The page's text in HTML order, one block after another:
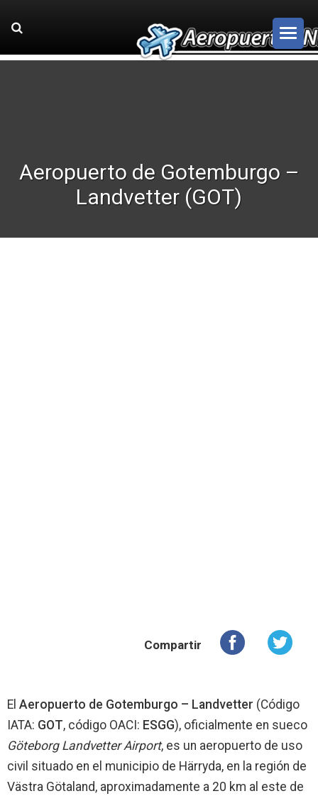
Aeropuerto de Gotemburgo –
Landvetter (GOT)
Compartir
El Aeropuerto de Gotemburgo – Landvetter (Código
IATA: GOT, código OACI: ESGG), oficialmente en sueco
Göteborg Landvetter Airport, es un aeropuerto de uso
civil situado en el municipio de Härryda, en la región de
Västra Götaland, aproximadamente a 20 km al este de